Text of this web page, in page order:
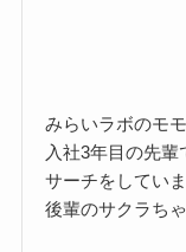
みらいラボのモ
入社3年目の先
サーチをしてい
後輩のサクラち